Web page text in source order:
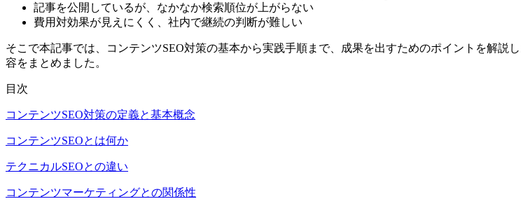
記事を公開しているが、なかなか検索順位が上がらない
費用対効果が見えにくく、社内で継続の判断が難しい
そこで本記事では、コンテンツSEO対策の基本から実践手順まで、成果を出すためのポイントを解
容をまとめました。
目次
コンテンツSEO対策の定義と基本概念
コンテンツSEOとは何か
テクニカルSEOとの違い
コンテンツマーケティングとの関係性